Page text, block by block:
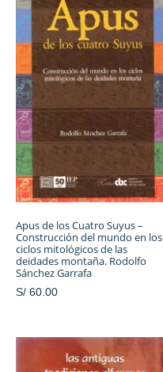
Apus de los Cuatro Suyus –
Construcción del mundo en los
ciclos mitológicos de las
deidades montaña. Rodolfo
Sánchez Garrafa
S/ 60.00